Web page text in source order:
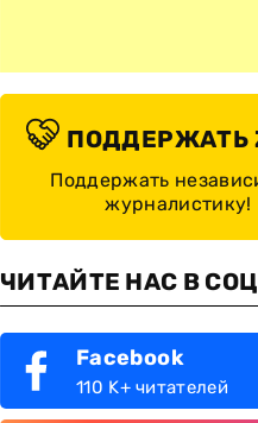
ПОДДЕРЖАТЬ
Поддержать
журналистику!
ЧИТАЙТЕ НАС В
Facebook
110 K+ читателей